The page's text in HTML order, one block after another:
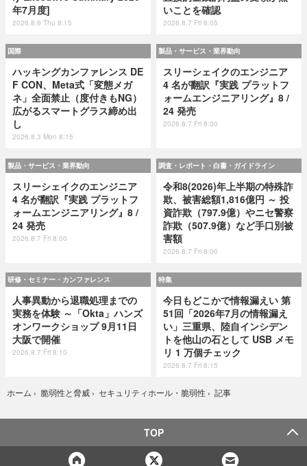
年7月度]
2026.8.6 Thu 8:15
いことを確認
2026.8.7 Fri 8:05
国際
ハッキングカンファレンス DE
F CON、Meta式「変態メガ
ネ」全面禁止（度付きもNG）
広がるスマートグラス締め出
し
2026.8.3 Mon 8:15
製品・サービス・業界動向
スリーシェイクのエンジニア
4 名が翻訳『実践 プラットフ
ォームエンジニアリング』8 /
24 発売
2026.8.7 Fri 8:00
製品・サービス・業界動向
スリーシェイクのエンジニア
4 名が翻訳『実践 プラットフ
ォームエンジニアリング』8 /
24 発売
2026.8.7 Fri 8:00
調査・レポート・白書・ガイドライン
令和8(2026)年上半期の特殊詐
欺、被害総額1,816億円 ～ 投
資詐欺（797.9億）やニセ警察
詐欺（507.9億）など手口別被
害額
2026.8.7 Fri 8:00
研修・セミナー・カンファレンス
人事異動から退職処理までの
実務を体験 ～「Okta」ハンズ
オンワークショップ 9月11日
大阪で開催
2026.8.7 Fri 8:10
特集
今日もどこかで情報漏えい 第
51回「2026年7月の情報漏え
い」三重県、陸自インシデン
トを他山の石として USB メモ
リ 1 万個チェック
2026.8.7 Fri 8:15
ホーム › 脆弱性と脅威 › セキュリティホール・脆弱性 › 記事
TOP